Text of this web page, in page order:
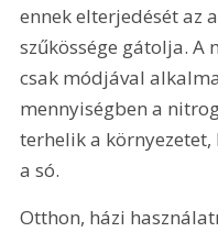
ennek elterjedését az
szűkössége gátolja. A
csak módjával
mennyiségben a
terhelik a
a só.
Otthon, házi